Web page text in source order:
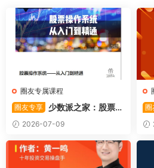
圈友专属课程
圈友专享
少数派之家：股票操
作系统—从入门到精通
2026-07-09
圈